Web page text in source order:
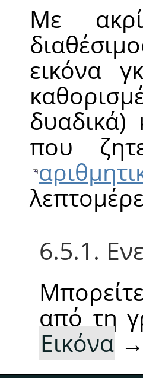
Με
εικόνα
δυαδικά)
που
6.5.1.
από τη
Εικόνα→